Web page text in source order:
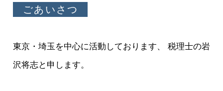
ごあいさつ
東京・埼玉を中心に活動しております、
税理士の岩
沢将志と申します。